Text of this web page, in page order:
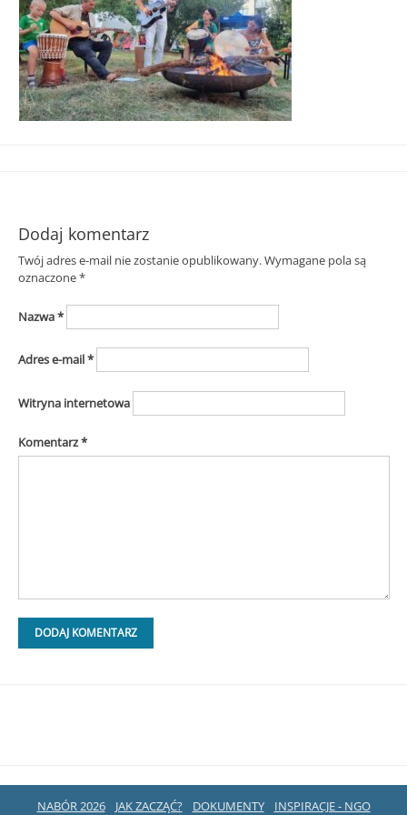
Śląska
Dodaj komentarz
Twój adres e-mail nie zostanie opublikowany.Wymagane pola są
oznaczone*
Nazwa*
Adres e-mail*
Witryna internetowa
Komentarz*
NABÓR 2026 JAK ZACZĄĆ? DOKUMENTY
INSPIRACJE - NGO